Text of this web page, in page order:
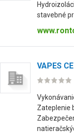
stavebné
VAPES
Zateplenie